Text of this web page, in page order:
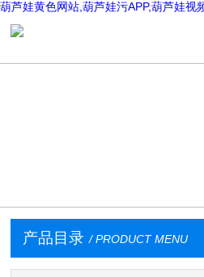
葫芦娃黄色网站,葫芦娃污APP,葫芦娃视
产品目录 / PRODUCT MENU